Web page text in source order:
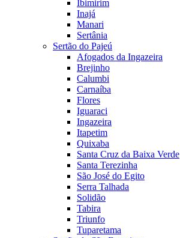
Ibimirim
Inajá
Manari
Sertânia
Sertão do Pajeú
Afogados da Ingazeira
Brejinho
Calumbi
Carnaíba
Flores
Iguaraci
Ingazeira
Itapetim
Quixaba
Santa Cruz da Baixa Verde
Santa Terezinha
São José do Egito
Serra Talhada
Solidão
Tabira
Triunfo
Tuparetama